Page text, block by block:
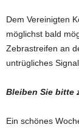
Dem Vereinigten
möglichst bald
Zebrastreifen an
untrügliches
Bleiben Sie bitte
Ein schönes